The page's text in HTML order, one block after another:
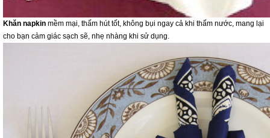
Khăn napkin mềm mại, thấm hút tốt, không bụi ngay cả khi thấm nước, mang lại
cho bạn cảm giác sạch sẽ, nhẹ nhàng khi sử dụng.